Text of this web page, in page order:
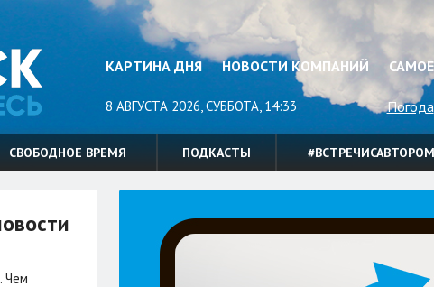
КАРТИНА ДНЯ НОВОСТИ КОМПАНИЙ
8 АВГУСТА 2026, СУББОТА, 14:33 Погода
СВОБОДНОЕ ВРЕМЯ ПОДКАСТЫ #ВСТРЕЧИСАВТОРОМ
Чем